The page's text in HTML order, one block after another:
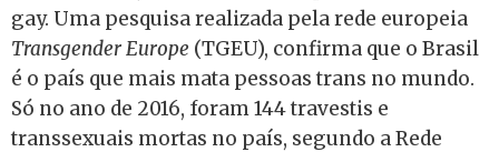
gay. Uma pesquisa realizada pela rede europeia
Transgender Europe (TGEU), confirma que o Brasil
é o país que mais mata pessoas trans no mundo.
Só no ano de 2016, foram 144 travestis e
transsexuais mortas no país, segundo a Rede